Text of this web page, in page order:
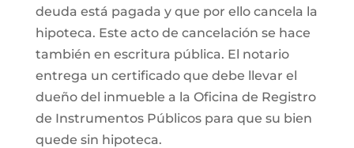
deuda está pagada y que por ello cancela la
hipoteca. Este acto de cancelación se hace
también en escritura pública. El notario
entrega un certificado que debe llevar el
dueño del inmueble a la Oficina de Registro
de Instrumentos Públicos para que su bien
quede sin hipoteca.